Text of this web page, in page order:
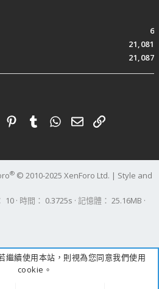
6
21,081
21,087
PinterestTumblrWhatsApp
電子郵件
連結
® © 2010-2025 XenForo Ltd. | Style and
10 時間 0.3725s 記憶體 25.16MB
繼續使用本站，則視為您同意我們使用
cookie。